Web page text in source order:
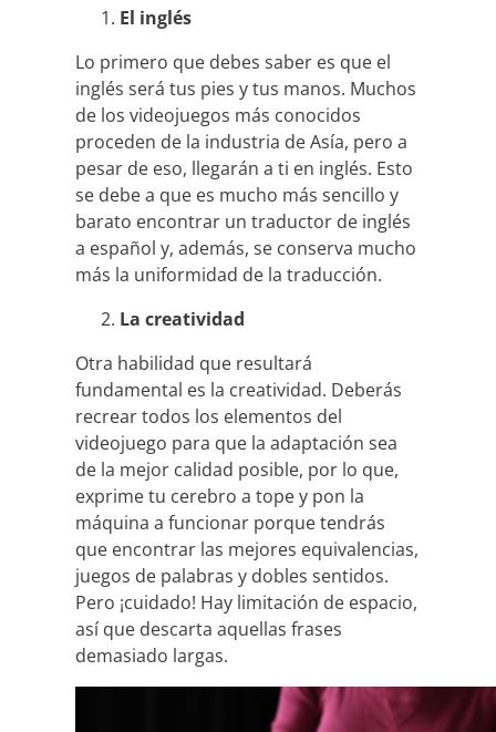
El inglés
Lo primero que debes saber es que el
inglés será tus pies y tus manos. Muchos
de los videojuegos más conocidos
proceden de la industria de Asía, pero a
pesar de eso, llegarán a ti en inglés. Esto
se debe a que es mucho más sencillo y
barato encontrar un traductor de inglés
a español y, además, se conserva mucho
más la uniformidad de la traducción.
La creatividad
Otra habilidad que resultará
fundamental es la creatividad. Deberás
recrear todos los elementos del
videojuego para que la adaptación sea
de la mejor calidad posible, por lo que,
exprime tu cerebro a tope y pon la
máquina a funcionar porque tendrás
que encontrar las mejores equivalencias,
juegos de palabras y dobles sentidos.
Pero ¡cuidado! Hay limitación de espacio,
así que descarta aquellas frases
demasiado largas.